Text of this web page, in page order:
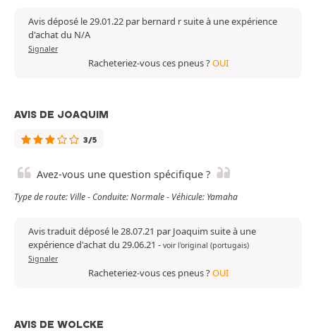
Avis déposé le 29.01.22 par bernard r suite à une expérience
d'achat du N/A
Signaler
Racheteriez-vous ces pneus ?OUI
AVIS DE JOAQUIM
3/5
Avez-vous une question spécifique ?
Type de route: Ville - Conduite: Normale - Véhicule: Yamaha
Avis traduit déposé le 28.07.21 par Joaquim suite à une
expérience d'achat du 29.06.21 - voir l'original (portugais)
Signaler
Racheteriez-vous ces pneus ?OUI
AVIS DE WOLCKE